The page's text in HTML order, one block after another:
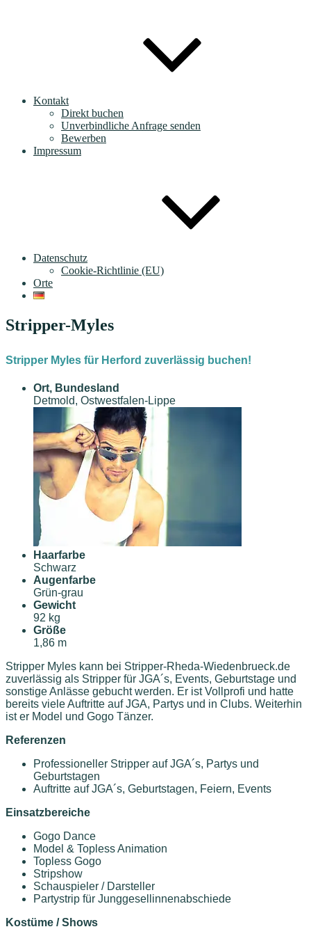
Kontakt
Direkt buchen
Unverbindliche Anfrage senden
Bewerben
Impressum
Datenschutz
Cookie-Richtlinie (EU)
Orte
Stripper-Myles
Stripper Myles für Herford zuverlässig buchen!
Ort, Bundesland
Detmold, Ostwestfalen-Lippe
Haarfarbe
Schwarz
Augenfarbe
Grün-grau
Gewicht
92 kg
Größe
1,86 m
Stripper Myles kann bei Stripper-Rheda-Wiedenbrueck.de
zuverlässig als Stripper für JGA´s, Events, Geburtstage und
sonstige Anlässe gebucht werden. Er ist Vollprofi und hatte
bereits viele Auftritte auf JGA, Partys und in Clubs. Weiterhin
ist er Model und Gogo Tänzer.
Referenzen
Professioneller Stripper auf JGA´s, Partys und
Geburtstagen
Auftritte auf JGA´s, Geburtstagen, Feiern, Events
Einsatzbereiche
Gogo Dance
Model & Topless Animation
Topless Gogo
Stripshow
Schauspieler / Darsteller
Partystrip für Junggesellinnenabschiede
Kostüme / Shows